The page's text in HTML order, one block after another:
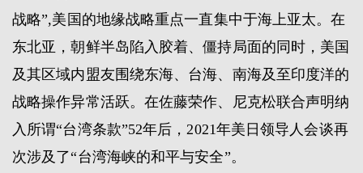
战略”,美国的地缘战略重点一直集中于海上亚太。在
东北亚，朝鲜半岛陷入胶着、僵持局面的同时，美国
及其区域内盟友围绕东海、台海、南海及至印度洋的
战略操作异常活跃。在佐藤荣作、尼克松联合声明纳
入所谓“台湾条款”52年后，2021年美日领导人会谈再
次涉及了“台湾海峡的和平与安全”。